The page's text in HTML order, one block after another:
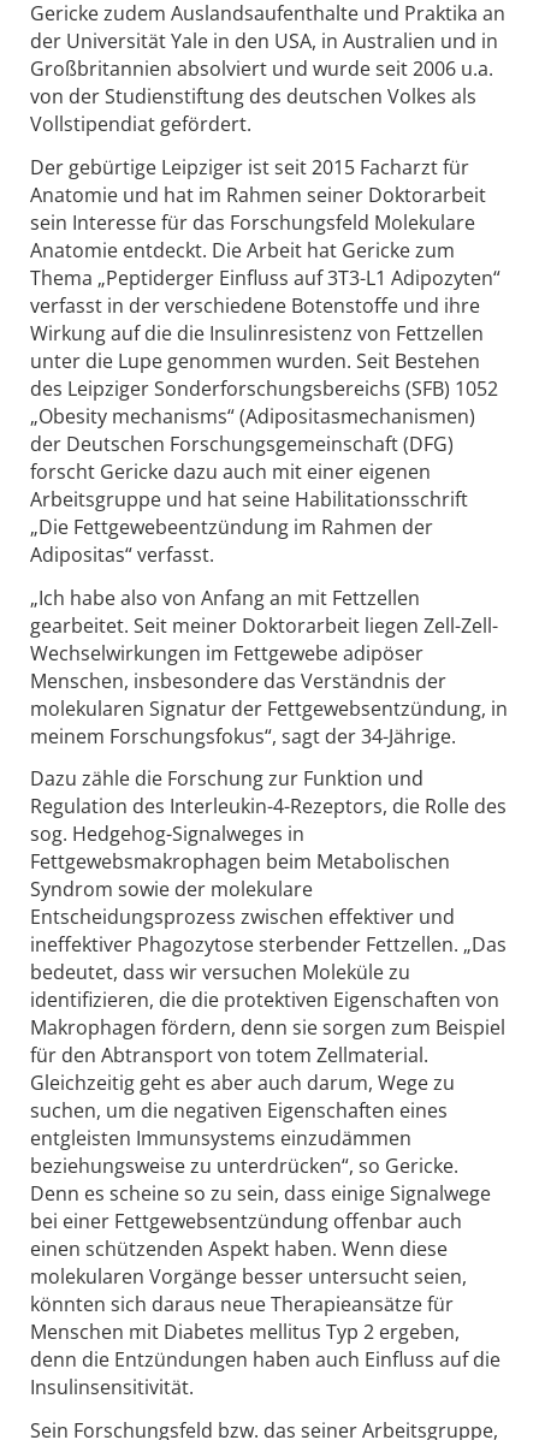
Gericke zudem Auslandsaufenthalte und Praktika an
der Universität Yale in den USA, in Australien und in
Großbritannien absolviert und wurde seit 2006 u.a.
von der Studienstiftung des deutschen Volkes als
Vollstipendiat gefördert.
Der gebürtige Leipziger ist seit 2015 Facharzt für
Anatomie und hat im Rahmen seiner Doktorarbeit
sein Interesse für das Forschungsfeld Molekulare
Anatomie entdeckt. Die Arbeit hat Gericke zum
Thema „Peptiderger Einfluss auf 3T3-L1 Adipozyten“
verfasst in der verschiedene Botenstoffe und ihre
Wirkung auf die die Insulinresistenz von Fettzellen
unter die Lupe genommen wurden. Seit Bestehen
des Leipziger Sonderforschungsbereichs (SFB) 1052
„Obesity mechanisms“ (Adipositasmechanismen)
der Deutschen Forschungsgemeinschaft (DFG)
forscht Gericke dazu auch mit einer eigenen
Arbeitsgruppe und hat seine Habilitationsschrift
„Die Fettgewebeentzündung im Rahmen der
Adipositas“ verfasst.
„Ich habe also von Anfang an mit Fettzellen
gearbeitet. Seit meiner Doktorarbeit liegen Zell-Zell-
Wechselwirkungen im Fettgewebe adipöser
Menschen, insbesondere das Verständnis der
molekularen Signatur der Fettgewebsentzündung, in
meinem Forschungsfokus“, sagt der 34-Jährige.
Dazu zähle die Forschung zur Funktion und
Regulation des Interleukin-4-Rezeptors, die Rolle des
sog. Hedgehog-Signalweges in
Fettgewebsmakrophagen beim Metabolischen
Syndrom sowie der molekulare
Entscheidungsprozess zwischen effektiver und
ineffektiver Phagozytose sterbender Fettzellen. „Das
bedeutet, dass wir versuchen Moleküle zu
identifizieren, die die protektiven Eigenschaften von
Makrophagen fördern, denn sie sorgen zum Beispiel
für den Abtransport von totem Zellmaterial.
Gleichzeitig geht es aber auch darum, Wege zu
suchen, um die negativen Eigenschaften eines
entgleisten Immunsystems einzudämmen
beziehungsweise zu unterdrücken“, so Gericke.
Denn es scheine so zu sein, dass einige Signalwege
bei einer Fettgewebsentzündung offenbar auch
einen schützenden Aspekt haben. Wenn diese
molekularen Vorgänge besser untersucht seien,
könnten sich daraus neue Therapieansätze für
Menschen mit Diabetes mellitus Typ 2 ergeben,
denn die Entzündungen haben auch Einfluss auf die
Insulinsensitivität.
Sein Forschungsfeld bzw. das seiner Arbeitsgruppe,